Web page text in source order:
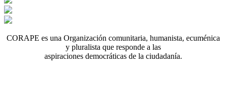
CORAPE es una Organización comunitaria, humanista, ecuménica
y pluralista que responde a las
aspiraciones democráticas de la ciudadanía.